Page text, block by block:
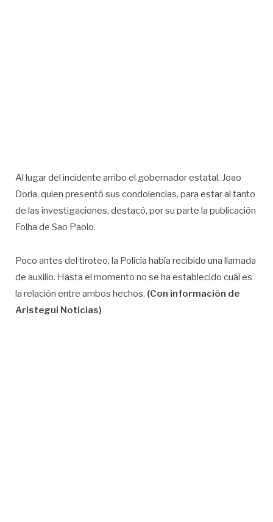
Al lugar del incidente arribo el gobernador estatal, Joao
Doria, quien presentó sus condolencias, para estar al tanto
de las investigaciones, destacó, por su parte la publicación
Folha de Sao Paolo.
Poco antes del tiroteo, la Policía había recibido una llamada
de auxilio. Hasta el momento no se ha establecido cuál es
la relación entre ambos hechos. (Con información de
Aristegui Noticias)